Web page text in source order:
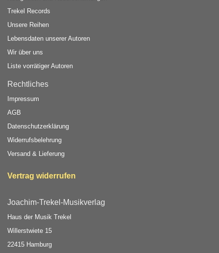
Trekel Records
Unsere Reihen
Lebensdaten unserer Autoren
Wir über uns
Liste vorrätiger Autoren
Rechtliches
Impressum
AGB
Datenschutzerklärung
Widerrufsbelehrung
Versand & Lieferung
Vertrag widerrufen
Joachim-Trekel-Musikverlag
Haus der Musik Trekel
Willerstwiete 15
22415 Hamburg